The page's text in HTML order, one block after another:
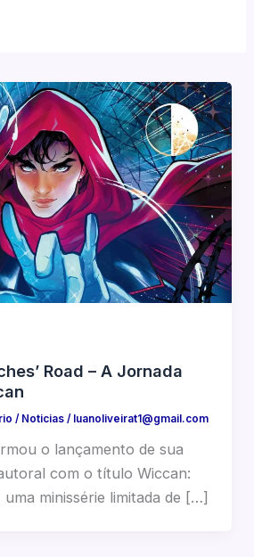
Road – A Jornada
/ Noticias/ luanoliveirat1@gmail.com
o lançamento de sua
com o título Wiccan:
uma minissérie limitada de […]